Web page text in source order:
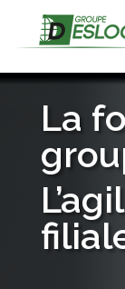
Panneau de gestion
Lecteur
La